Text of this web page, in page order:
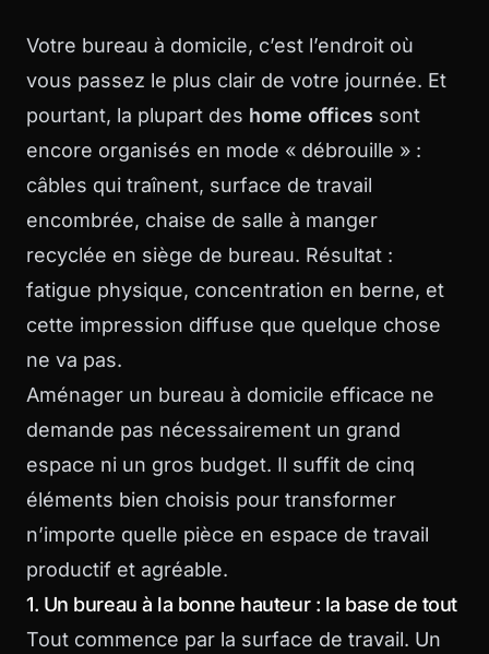
Votre bureau à domicile, c’est l’endroit où
vous passez le plus clair de votre journée. Et
pourtant, la plupart des home offices sont
encore organisés en mode « débrouille » :
câbles qui traînent, surface de travail
encombrée, chaise de salle à manger
recyclée en siège de bureau. Résultat :
fatigue physique, concentration en berne, et
cette impression diffuse que quelque chose
ne va pas.
Aménager un bureau à domicile efficace ne
demande pas nécessairement un grand
espace ni un gros budget. Il suffit de cinq
éléments bien choisis pour transformer
n’importe quelle pièce en espace de travail
productif et agréable.
1. Un bureau à la bonne hauteur : la base de tout
Tout commence par la surface de travail. Un